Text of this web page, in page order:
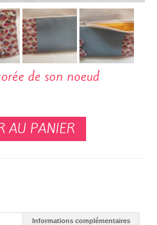
de son noeud
AU PANIER
Informations complémentaires